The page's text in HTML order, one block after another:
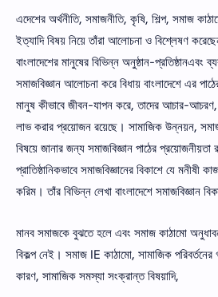
এদেশের অর্থনীতি, সমাজনীতি, কৃষি, শিল্প, সমাজ
ইত্যাদি বিষয় নিয়ে তাঁরা আলােচনা ও বিশ্লেষণ
বাংলাদেশের মানুষের বিভিন্ন অনুষ্ঠান-প্রতিষ্ঠানএবং
সমাজবিজ্ঞান আলােচনা করে বিধায় বাংলাদেশে এর
মানুষ কীভাবে জীবন-যাপন করে, তাদের আচার-আচরণ,
লাভ করার প্রয়ােজন রয়েছে। সামাজিক উন্নয়ন,
বিষয়ে জানার জন্য সমাজবিজ্ঞান পাঠের প্রয়ােজনীয়তা
প্রাতিষ্ঠানিকভাবে সমাজবিজ্ঞানের বিকাশে যে
করিম। তাঁর বিভিন্ন লেখা বাংলাদেশে সমাজবিজ্ঞান
মানব সমাজকে বুঝতে হলে এবং সমাজ কাঠামাে
বিকল্প নেই। সমাজ IE কাঠামাে, সামাজিক পরিবর্তনের
কারণ, সামাজিক সমস্যা সংক্রান্ত বিষয়াদি,